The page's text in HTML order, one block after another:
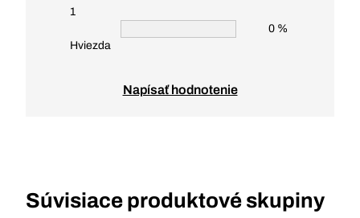
1
Hviezda
0 %
Napísať hodnotenie
Súvisiace produktové skupiny